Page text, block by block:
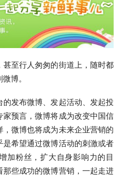
至行人匆匆的街道上，随时都
博。
发布微博、发起活动、发起投
预言，微博将成为改变中国信
微博也将成为未来企业营销的
希望通过微博活动的刺激或者
加粉丝，扩大自身影响力的目
些成功的微博营销，一起走进